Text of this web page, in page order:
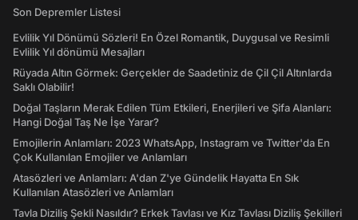
Son Depremler Listesi
Evlilik Yıl Dönümü Sözleri! En Özel Romantik, Duygusal ve Resimli
Evlilik Yıl dönümü Mesajları
Rüyada Altın Görmek: Gerçekler de Saadetiniz de Çil Çil Altınlarda
Saklı Olabilir!
Doğal Taşların Merak Edilen Tüm Etkileri, Enerjileri ve Şifa Alanları:
Hangi Doğal Taş Ne İşe Yarar?
Emojilerin Anlamları: 2023 WhatsApp, Instagram ve Twitter'da En
Çok Kullanılan Emojiler ve Anlamları
Atasözleri ve Anlamları: A'dan Z'ye Gündelik Hayatta En Sık
Kullanılan Atasözleri ve Anlamları
Tavla Diziliş Şekli Nasıldır? Erkek Tavlası ve Kız Tavlası Diziliş Şekilleri